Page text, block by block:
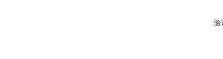
验